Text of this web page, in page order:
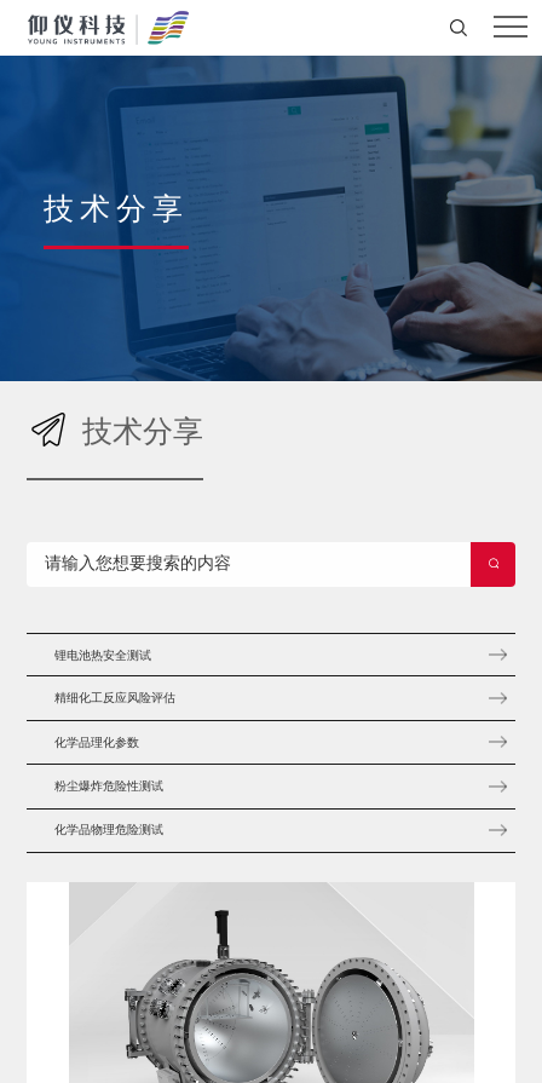
技术分享
技术分享
锂电池热安全测试
精细化工反应风险评估
化学品理化参数
粉尘爆炸危险性测试
化学品物理危险测试